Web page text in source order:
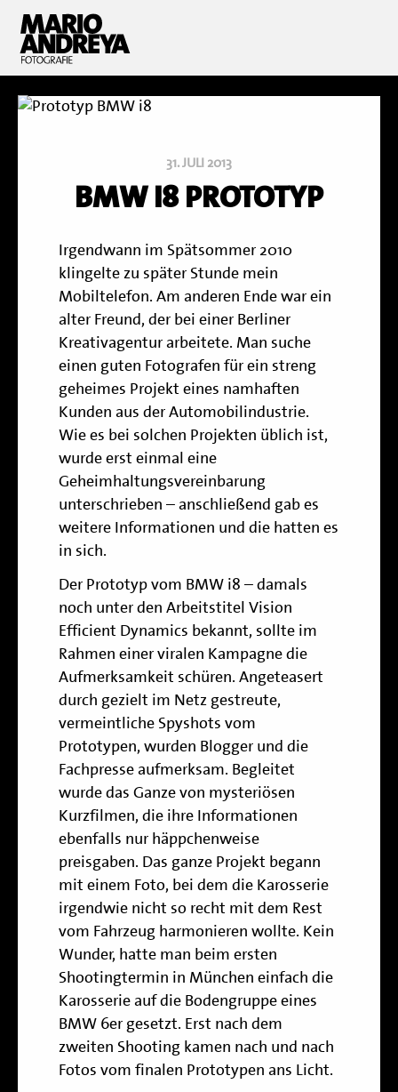
31. JULI 2013
BMW I8 PROTOTYP
Irgendwann im Spätsommer 2010
klingelte zu später Stunde mein
Mobiltelefon. Am anderen Ende war ein
alter Freund, der bei einer Berliner
Kreativagentur arbeitete. Man suche
einen guten Fotografen für ein streng
geheimes Projekt eines namhaften
Kunden aus der Automobilindustrie.
Wie es bei solchen Projekten üblich ist,
wurde erst einmal eine
Geheimhaltungsvereinbarung
unterschrieben – anschließend gab es
weitere Informationen und die hatten es
in sich.
Der Prototyp vom BMW i8 – damals
noch unter den Arbeitstitel Vision
Efficient Dynamics bekannt, sollte im
Rahmen einer viralen Kampagne die
Aufmerksamkeit schüren. Angeteasert
durch gezielt im Netz gestreute,
vermeintliche Spyshots vom
Prototypen, wurden Blogger und die
Fachpresse aufmerksam. Begleitet
wurde das Ganze von mysteriösen
Kurzfilmen, die ihre Informationen
ebenfalls nur häppchenweise
preisgaben. Das ganze Projekt begann
mit einem Foto, bei dem die Karosserie
irgendwie nicht so recht mit dem Rest
vom Fahrzeug harmonieren wollte. Kein
Wunder, hatte man beim ersten
Shootingtermin in München einfach die
Karosserie auf die Bodengruppe eines
BMW 6er gesetzt. Erst nach dem
zweiten Shooting kamen nach und nach
Fotos vom finalen Prototypen ans Licht.